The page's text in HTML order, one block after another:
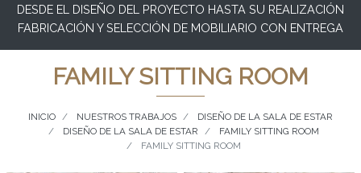
DESDE EL DISEÑO DEL PROYECTO HASTA SU REALIZACIÓN
FABRICACIÓN Y SELECCIÓN DE MOBILIARIO CON ENTREGA
FAMILY SITTING ROOM
INICIO NUESTROS TRABAJOS
DISEÑO DE LA SALA DE ESTAR
DISEÑO DE LA SALA DE ESTAR
FAMILY SITTING ROOM
FAMILY SITTING ROOM